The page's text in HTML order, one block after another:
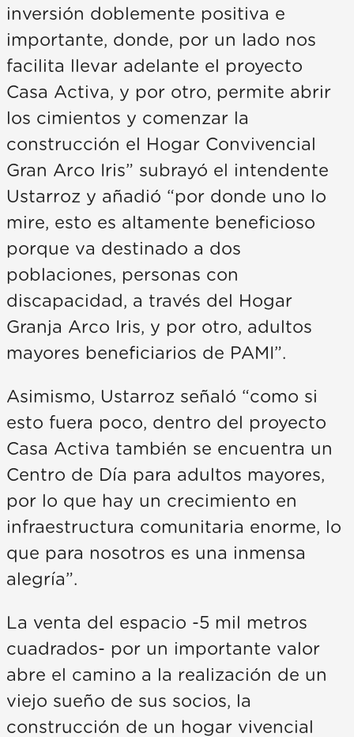
inversión doblemente positiva e
importante, donde, por un lado nos
facilita llevar adelante el proyecto
Casa Activa, y por otro, permite abrir
los cimientos y comenzar la
construcción el Hogar Convivencial
Gran Arco Iris” subrayó el intendente
Ustarroz y añadió “por donde uno lo
mire, esto es altamente beneficioso
porque va destinado a dos
poblaciones, personas con
discapacidad, a través del Hogar
Granja Arco Iris, y por otro, adultos
mayores beneficiarios de PAMI”.
Asimismo, Ustarroz señaló “como si
esto fuera poco, dentro del proyecto
Casa Activa también se encuentra un
Centro de Día para adultos mayores,
por lo que hay un crecimiento en
infraestructura comunitaria enorme, lo
que para nosotros es una inmensa
alegría”.
La venta del espacio -5 mil metros
cuadrados- por un importante valor
abre el camino a la realización de un
viejo sueño de sus socios, la
construcción de un hogar vivencial